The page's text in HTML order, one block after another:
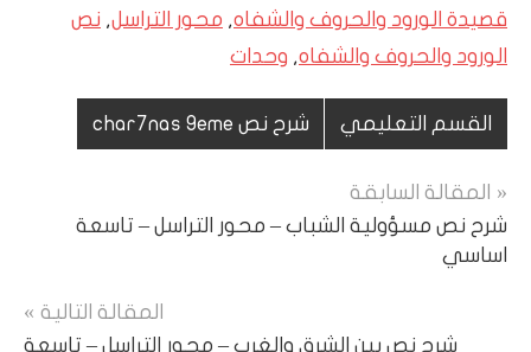
قصيدة الورود والحروف والشفاه, محور التراسل, نص
الورود والحروف والشفاه, وحدات
القسم التعليمي شرح نص char7nas 9eme
تصفّح
المقالات
المقالة السابقة
شرح نص مسؤولية الشباب – محور التراسل – تاسعة
اساسي
المقالة التالية
شرح نص بين الشرق والغرب – محور التراسل – تاسعة